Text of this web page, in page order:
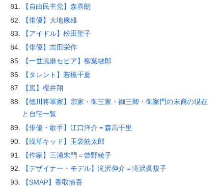
【自由民主党】森喜朗
【俳優】大地康雄
【アイドル】松田聖子
【俳優】吉田栄作
【一世風靡セピア】柳葉敏郎
【タレント】若槻千夏
【嵐】櫻井翔
【徳川将軍家】宗家・御三家・御三卿・御家門の末裔の現在
と自宅一覧
【俳優・歌手】江口洋介＝森高千里
【浅草キッド】玉袋筋太郎
【作家】三浦朱門＝曾野綾子
【デザイナー・モデル】滝沢伸介＝滝沢眞規子
【SMAP】香取慎吾